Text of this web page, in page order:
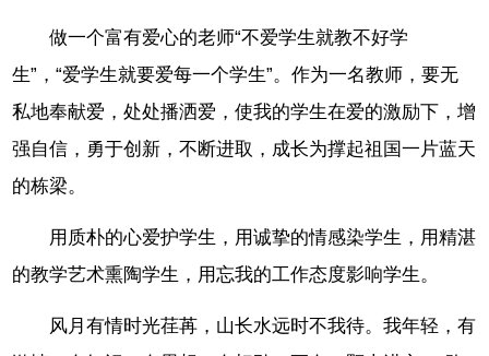
做一个富有爱心的老师“不爱学生就教不好学
生”，“爱学生就要爱每一个学生”。作为一名教师，要无
私地奉献爱，处处播洒爱，使我的学生在爱的激励下，增
强自信，勇于创新，不断进取，成长为撑起祖国一片蓝天
的栋梁。
用质朴的心爱护学生，用诚挚的情感染学生，用精湛
的教学艺术熏陶学生，用忘我的工作态度影响学生。
风月有情时光荏苒，山长水远时不我待。我年轻，有